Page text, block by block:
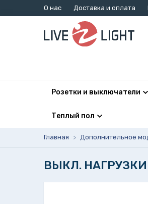
О нас Доставка и оплата
Розетки и выключатели
Теплый пол
Главная > Дополнительное
ВЫКЛ. НАГРУЗКИ